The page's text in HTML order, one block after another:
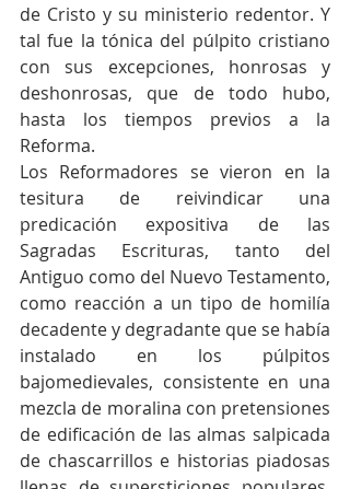
de Cristo y su ministerio redentor. Y
tal fue la tónica del púlpito cristiano
con sus excepciones, honrosas y
deshonrosas, que de todo hubo,
hasta los tiempos previos a la
Reforma.
Los Reformadores se vieron en la
tesitura de reivindicar una
predicación expositiva de las
Sagradas Escrituras, tanto del
Antiguo como del Nuevo Testamento,
como reacción a un tipo de homilía
decadente y degradante que se había
instalado en los púlpitos
bajomedievales, consistente en una
mezcla de moralina con pretensiones
de edificación de las almas salpicada
de chascarrillos e historias piadosas